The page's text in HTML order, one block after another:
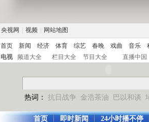
央视网 视频 网站地图
首页 新闻 经济 体育 综艺 春晚 戏曲 音乐
电视
频道大全 栏目大全 节目大全 直播中国
热词： 抗日战争 金浩茶油 巴以和谈
首页 即时新闻 24小时播不停